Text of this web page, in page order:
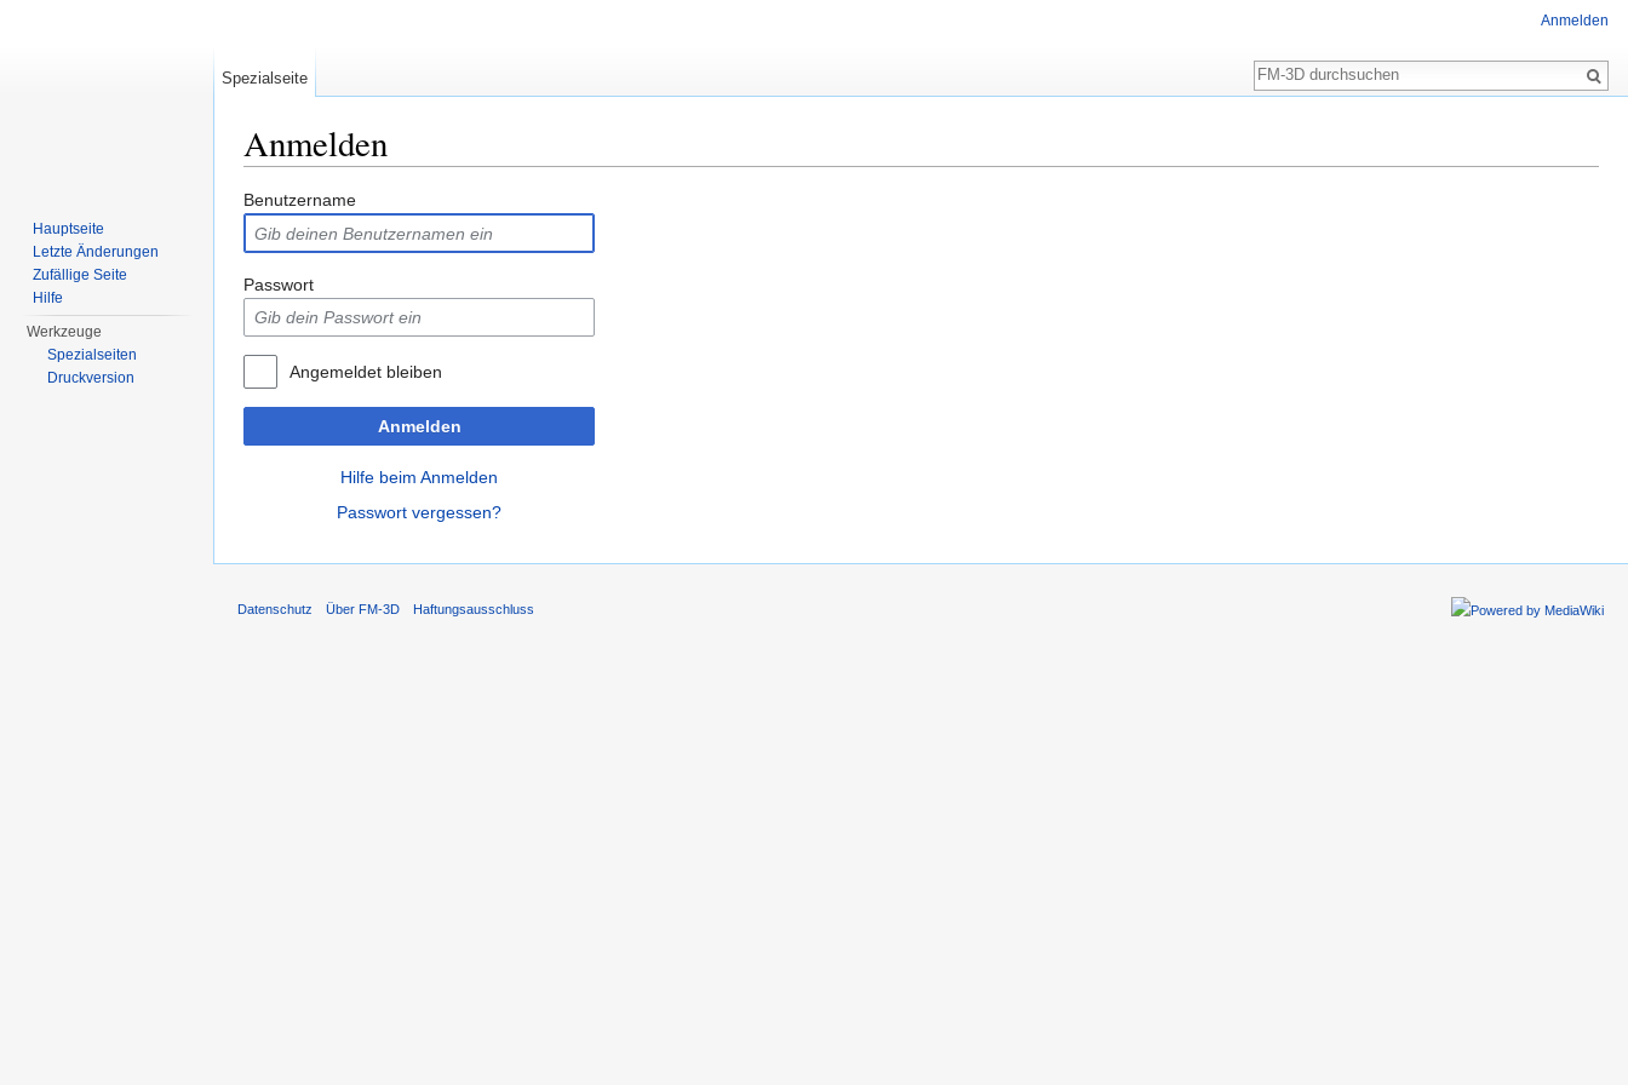
Anmelden
Benutzername
Passwort
Angemeldet bleiben
Anmelden
Hilfe beim Anmelden
Passwort vergessen?
Anmelden
Spezialseite
Suche
Hauptseite
Letzte Änderungen
Zufällige Seite
Hilfe
Werkzeuge
Spezialseiten
Druckversion
Datenschutz Über FM-3D Haftungsausschluss